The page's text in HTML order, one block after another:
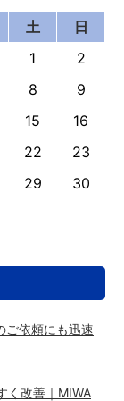
土
日
1
2
8
9
15
16
22
23
29
30
ご依頼にも迅速
く改善｜MIWA